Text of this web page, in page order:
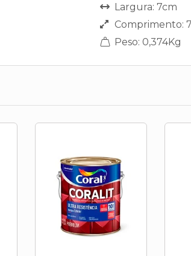
Largura: 7cm
Comprimento:
Peso: 0,374Kg